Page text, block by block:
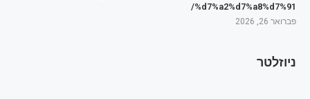
%d7%a2%d7%a8%d7%91/
פברואר 26, 2026
ניוזלטר